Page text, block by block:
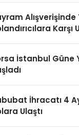
Karşı
İstanbul Güne
İhracatı 4
Ulaştı